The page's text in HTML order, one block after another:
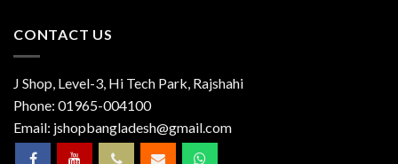
CONTACT US
J Shop, Level-3, Hi Tech Park, Rajshahi
Phone: 01965-004100
Email: jshopbangladesh@gmail.com